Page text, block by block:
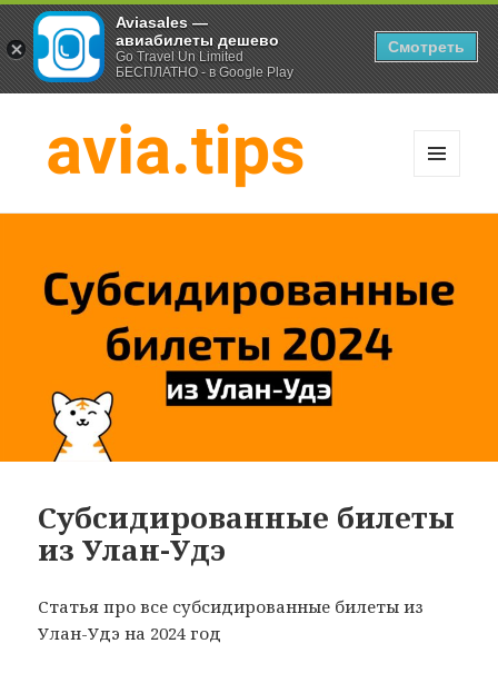
Субсидированные билеты
из Улан-Удэ
Статья про все субсидированные билеты из
Улан-Удэ на 2024 год
Aviasales —
авиабилеты дешево
Go Travel Un Limited
БЕСПЛАТНО - в Google Play
Смотреть